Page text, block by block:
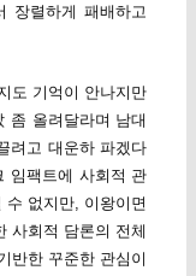
장렬하게 패배하고
도 기억이 안나지만
좀 올려달라며 남대
려고 대운하 파겠다
임팩트에 사회적 관
없지만, 이왕이면
사회적 담론의 전체
반한 꾸준한 관심이